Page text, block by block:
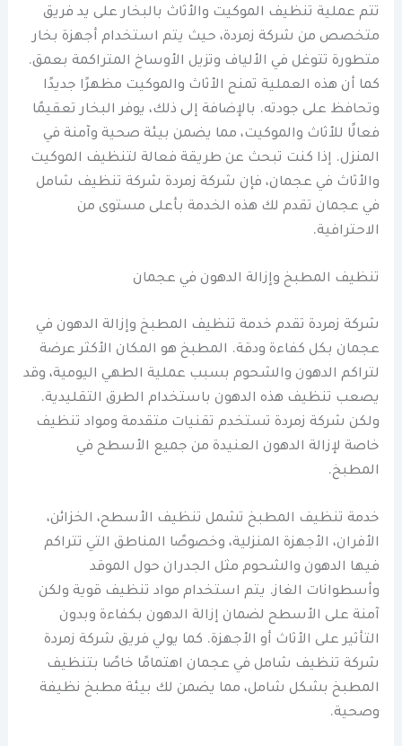
تتم عملية تنظيف الموكيت والأثاث بالبخار على يد فريق
متخصص من شركة زمردة، حيث يتم استخدام أجهزة بخار
متطورة تتوغل في الألياف وتزيل الأوساخ المتراكمة بعمق.
كما أن هذه العملية تمنح الأثاث والموكيت مظهرًا جديدًا
وتحافظ على جودته. بالإضافة إلى ذلك، يوفر البخار تعقيمًا
فعالًا للأثاث والموكيت، مما يضمن بيئة صحية وآمنة في
المنزل. إذا كنت تبحث عن طريقة فعالة لتنظيف الموكيت
والأثاث في عجمان، فإن شركة زمردة شركة تنظيف شامل
في عجمان تقدم لك هذه الخدمة بأعلى مستوى من
الاحترافية.
تنظيف المطبخ وإزالة الدهون في عجمان
شركة زمردة تقدم خدمة تنظيف المطبخ وإزالة الدهون في
عجمان بكل كفاءة ودقة. المطبخ هو المكان الأكثر عرضة
لتراكم الدهون والشحوم بسبب عملية الطهي اليومية، وقد
يصعب تنظيف هذه الدهون باستخدام الطرق التقليدية.
ولكن شركة زمردة تستخدم تقنيات متقدمة ومواد تنظيف
خاصة لإزالة الدهون العنيدة من جميع الأسطح في
المطبخ.
خدمة تنظيف المطبخ تشمل تنظيف الأسطح، الخزائن،
الأفران، الأجهزة المنزلية، وخصوصًا المناطق التي تتراكم
فيها الدهون والشحوم مثل الجدران حول الموقد
وأسطوانات الغاز. يتم استخدام مواد تنظيف قوية ولكن
آمنة على الأسطح لضمان إزالة الدهون بكفاءة وبدون
التأثير على الأثاث أو الأجهزة. كما يولي فريق شركة زمردة
شركة تنظيف شامل في عجمان اهتمامًا خاصًا بتنظيف
المطبخ بشكل شامل، مما يضمن لك بيئة مطبخ نظيفة
وصحية.